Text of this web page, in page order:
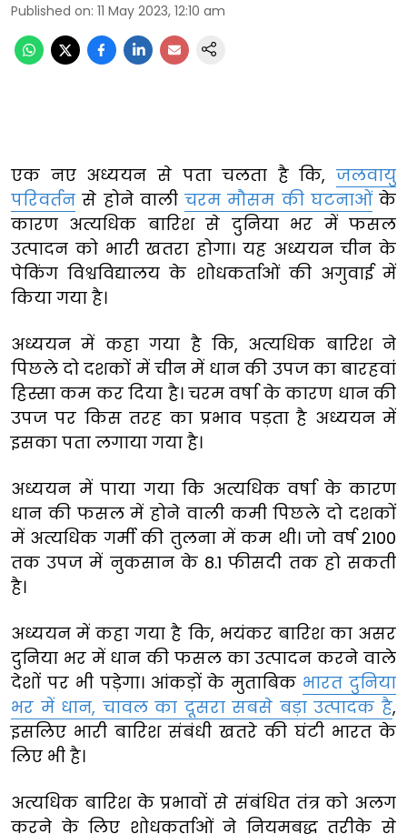
Published on: 11 May 2023, 12:10 am
एक नए अध्ययन से पता चलता है कि, जलवायु
परिवर्तन से होने वाली चरम मौसम की घटनाओंके
कारण अत्यधिक बारिश से दुनिया भर में फसल
उत्पादन को भारी खतरा होगा। यह अध्ययन चीन के
पेकिंग विश्वविद्यालय के शोधकर्ताओं की अगुवाई में
किया गया है।
अध्ययन में कहा गया है कि, अत्यधिक बारिश ने
पिछले दो दशकों में चीन में धान की उपज का बारहवां
हिस्सा कम कर दिया है। चरम वर्षा के कारण धान की
उपज पर किस तरह का प्रभाव पड़ता है अध्ययन में
इसका पता लगाया गया है।
अध्ययन में पाया गया कि अत्यधिक वर्षा के कारण
धान की फसल में होने वाली कमी पिछले दो दशकों
में अत्यधिक गर्मी की तुलना में कम थी। जो वर्ष 2100
तक उपज में नुकसान के 8.1 फीसदी तक हो सकती
है।
अध्ययन में कहा गया है कि, भयंकर बारिश का असर
दुनिया भर में धान की फसल का उत्पादन करने वाले
देशों पर भी पड़ेगा। आंकड़ों के मुताबिक भारत दुनिया
भर में धान, चावल का दूसरा सबसे बड़ा उत्पादक है,
इसलिए भारी बारिश संबंधी खतरे की घंटी भारत के
लिए भी है।
अत्यधिक बारिश के प्रभावों से संबंधित तंत्र को अलग
करने के लिए शोधकर्ताओं ने नियमबद्ध तरीके से